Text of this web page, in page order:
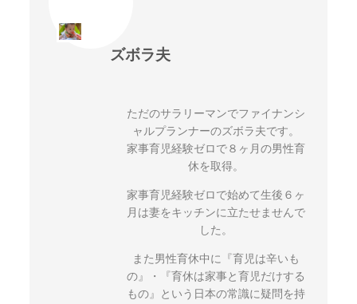
ズボラ夫
ただのサラリーマンでファイナンシ
ャルプランナーのズボラ夫です。
家事育児経験ゼロで８ヶ月の男性育
休を取得。
家事育児経験ゼロで始めて生後６ヶ
月は妻をキッチンに立たせませんで
した。
また男性育休中に『育児は辛いも
の』・『育休は家事と育児だけする
もの』という日本の常識に疑問を持